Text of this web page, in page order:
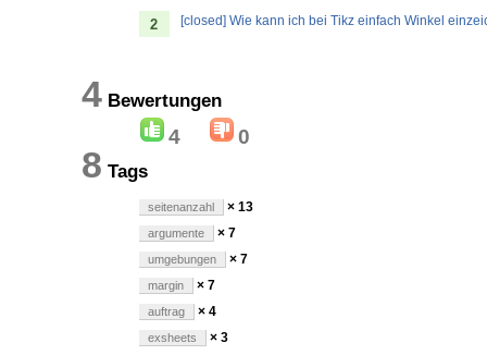
2 [closed] Wie kann ich bei Tikz einfach Winkel
4 Bewertungen
4 0
8 Tags
seitenanzahl × 13
argumente × 7
umgebungen × 7
margin × 7
auftrag × 4
exsheets × 3